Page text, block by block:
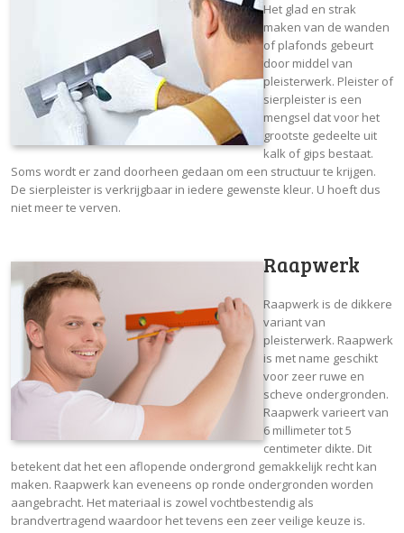
Het glad en strak
maken van de wanden
of plafonds gebeurt
door middel van
pleisterwerk. Pleister of
sierpleister is een
mengsel dat voor het
grootste gedeelte uit
kalk of gips bestaat.
Soms wordt er zand doorheen gedaan om een structuur te krijgen.
De sierpleister is verkrijgbaar in iedere gewenste kleur. U hoeft dus
niet meer te verven.
Raapwerk
Raapwerk is de dikkere
variant van
pleisterwerk. Raapwerk
is met name geschikt
voor zeer ruwe en
scheve ondergronden.
Raapwerk varieert van
6 millimeter tot 5
centimeter dikte. Dit
betekent dat het een aflopende ondergrond gemakkelijk recht kan
maken. Raapwerk kan eveneens op ronde ondergronden worden
aangebracht. Het materiaal is zowel vochtbestendig als
brandvertragend waardoor het tevens een zeer veilige keuze is.